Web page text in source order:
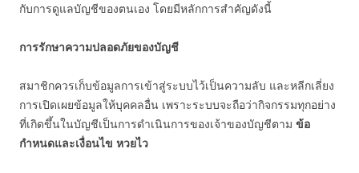
กับการดูแลบัญชีของตนเอง โดยมีหลักการสำคัญดังนี้
การรักษาความปลอดภัยของบัญชี
สมาชิกควรเก็บข้อมูลการเข้าสู่ระบบไว้เป็นความลับ และหลีกเลี่ยง
การเปิดเผยข้อมูลให้บุคคลอื่น เพราะระบบจะถือว่ากิจกรรมทุกอย่าง
ที่เกิดขึ้นในบัญชีเป็นการดำเนินการของเจ้าของบัญชีตาม ข้อ
กำหนดและเงื่อนไข หวยไว